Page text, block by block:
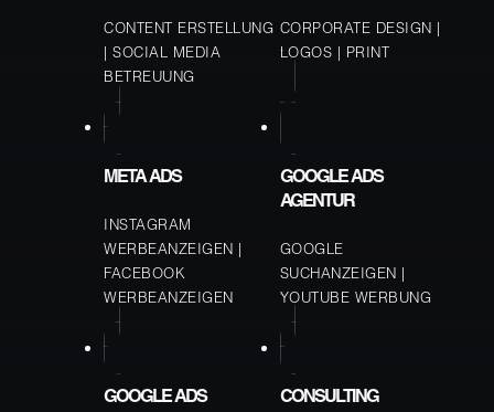
CONTENT ERSTELLUNG
SOCIAL MEDIA
BETREUUNG
CORPORATE DESIGN
LOGOS
PRINT
META ADS
INSTAGRAM
WERBEANZEIGEN
FACEBOOK
WERBEANZEIGEN
GOOGLE ADS
AGENTUR
GOOGLE
SUCHANZEIGEN
YOUTUBE WERBUNG
GOOGLE ADS CONSULTING